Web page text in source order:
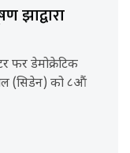
झाद्वारा
फर डेमोक्रेटिक
(सिडेन) को ८औं